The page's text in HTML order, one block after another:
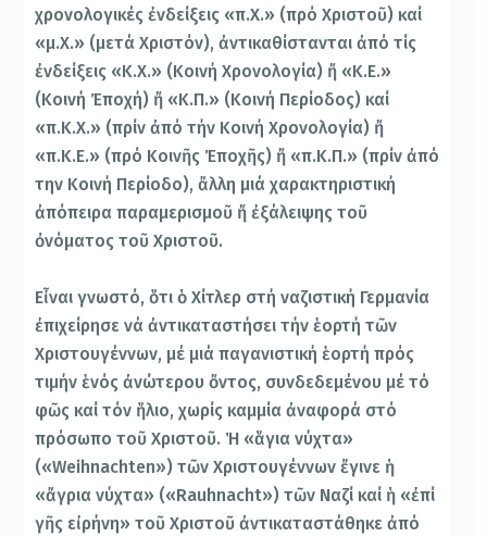
χρονολογικές ἐνδείξεις «π.Χ.» (πρό Χριστοῦ) καί
«μ.Χ.» (μετά Χριστόν), ἀντικαθίστανται ἀπό τίς
ἐνδείξεις «Κ.Χ.» (Κοινή Χρονολογία) ἤ «Κ.Ε.»
(Κοινή Ἐποχή) ἤ «Κ.Π.» (Κοινή Περίοδος) καί
«π.Κ.Χ.» (πρίν ἀπό τήν Κοινή Χρονολογία) ἤ
«π.Κ.Ε.» (πρό Κοινῆς Ἐποχῆς) ἤ «π.Κ.Π.» (πρίν ἀπό
την Κοινή Περίοδο), ἄλλη μιά χαρακτηριστική
ἀπόπειρα παραμερισμοῦ ἤ ἐξάλειψης τοῦ
ὀνόματος τοῦ Χριστοῦ.
Εἶναι γνωστό, ὅτι ὁ Χίτλερ στή ναζιστική Γερμανία
ἐπιχείρησε νά ἀντικαταστήσει τήν ἑορτή τῶν
Χριστουγέννων, μέ μιά παγανιστική ἑορτή πρός
τιμήν ἑνός ἀνώτερου ὄντος, συνδεδεμένου μέ τό
φῶς καί τόν ἥλιο, χωρίς καμμία ἀναφορά στό
πρόσωπο τοῦ Χριστοῦ. Ἡ «ἅγια νύχτα»
(«Weihnachten») τῶν Χριστουγέννων ἔγινε ἡ
«ἄγρια νύχτα» («Rauhnacht») τῶν Ναζί καί ἡ «ἐπί
γῆς εἰρήνη» τοῦ Χριστοῦ ἀντικαταστάθηκε ἀπό